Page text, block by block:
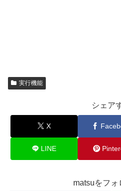
実行機能
シェア
X
LINE
matsuをフォ